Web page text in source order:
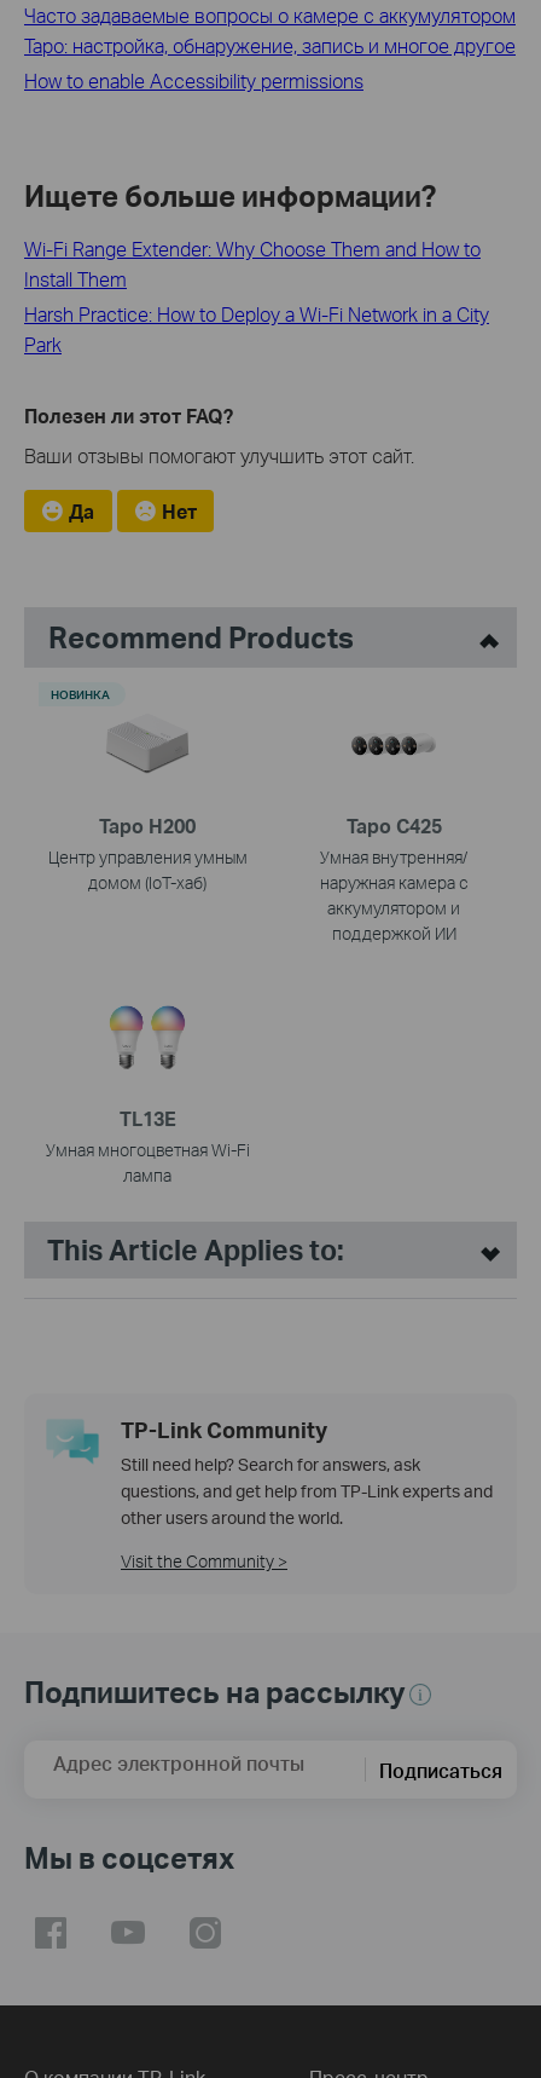
Часто задаваемые вопросы о камере с аккумулятором
Tapo: настройка, обнаружение, запись и многое другое
How to enable Accessibility permissions
Ищете больше информации?
Wi-Fi Range Extender: Why Choose Them and How to
Install Them
Harsh Practice: How to Deploy a Wi-Fi Network in a City
Park
Полезен ли этот FAQ?
Ваши отзывы помогают улучшить этот сайт.
Да Нет
Recommend Products
Tapo H200
Центр управления умным
домом (IoT-хаб)
НОВИНКА
Tapo C425
Умная внутренняя/
наружная камера с
аккумулятором и
поддержкой ИИ
TL13E
Умная многоцветная Wi‑Fi
лампа
This Article Applies to:
TP-Link Community
Still need help? Search for answers, ask
questions, and get help from TP-Link experts and
other users around the world.
Visit the Community >
Подпишитесь на рассылку
Адрес электронной почты Подписаться
Мы в соцсетях